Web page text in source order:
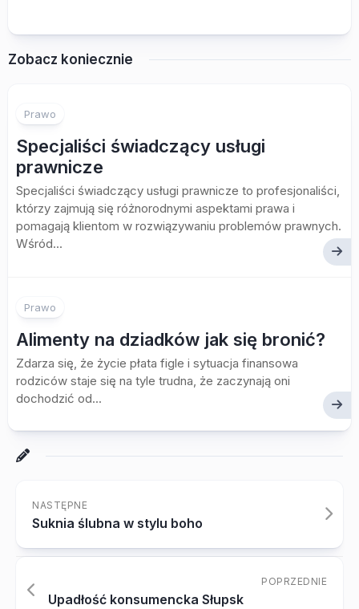
Zobacz koniecznie
Prawo
Specjaliści świadczący usługi
prawnicze
Specjaliści świadczący usługi prawnicze to profesjonaliści,
którzy zajmują się różnorodnymi aspektami prawa i
pomagają klientom w rozwiązywaniu problemów prawnych.
Wśród...
Prawo
Alimenty na dziadków jak się bronić?
Zdarza się, że życie płata figle i sytuacja finansowa
rodziców staje się na tyle trudna, że zaczynają oni
dochodzić od...
NASTĘPNE
Suknia ślubna w stylu boho
POPRZEDNIE
Upadłość konsumencka Słupsk